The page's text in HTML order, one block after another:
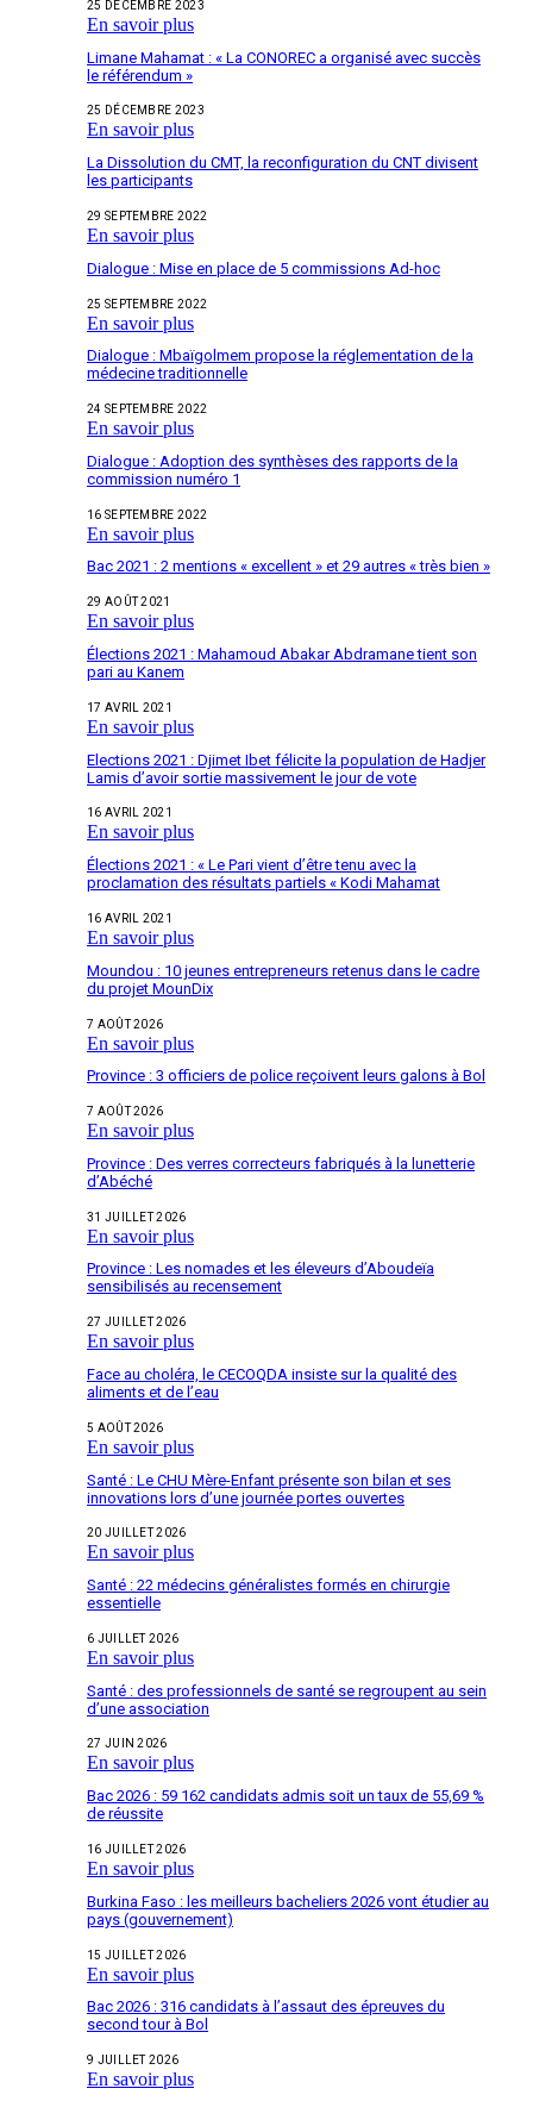
25 DÉCEMBRE 2023
En savoir plus
Limane Mahamat : « La CONOREC a organisé avec succès
le référendum »
25 DÉCEMBRE 2023
En savoir plus
La Dissolution du CMT, la reconfiguration du CNT divisent
les participants
29 SEPTEMBRE 2022
En savoir plus
Dialogue : Mise en place de 5 commissions Ad-hoc
25 SEPTEMBRE 2022
En savoir plus
Dialogue : Mbaïgolmem propose la réglementation de la
médecine traditionnelle
24 SEPTEMBRE 2022
En savoir plus
Dialogue : Adoption des synthèses des rapports de la
commission numéro 1
16 SEPTEMBRE 2022
En savoir plus
Bac 2021 : 2 mentions « excellent » et 29 autres « très bien »
29 AOÛT 2021
En savoir plus
Élections 2021 : Mahamoud Abakar Abdramane tient son
pari au Kanem
17 AVRIL 2021
En savoir plus
Elections 2021 : Djimet Ibet félicite la population de Hadjer
Lamis d’avoir sortie massivement le jour de vote
16 AVRIL 2021
En savoir plus
Élections 2021 : « Le Pari vient d’être tenu avec la
proclamation des résultats partiels « Kodi Mahamat
16 AVRIL 2021
En savoir plus
Moundou : 10 jeunes entrepreneurs retenus dans le cadre
du projet MounDix
7 AOÛT 2026
En savoir plus
Province : 3 officiers de police reçoivent leurs galons à Bol
7 AOÛT 2026
En savoir plus
Province : Des verres correcteurs fabriqués à la lunetterie
d’Abéché
31 JUILLET 2026
En savoir plus
Province : Les nomades et les éleveurs d’Aboudeïa
sensibilisés au recensement
27 JUILLET 2026
En savoir plus
Face au choléra, le CECOQDA insiste sur la qualité des
aliments et de l’eau
5 AOÛT 2026
En savoir plus
Santé : Le CHU Mère-Enfant présente son bilan et ses
innovations lors d’une journée portes ouvertes
20 JUILLET 2026
En savoir plus
Santé : 22 médecins généralistes formés en chirurgie
essentielle
6 JUILLET 2026
En savoir plus
Santé : des professionnels de santé se regroupent au sein
d’une association
27 JUIN 2026
En savoir plus
Bac 2026 : 59 162 candidats admis soit un taux de 55,69 %
de réussite
16 JUILLET 2026
En savoir plus
Burkina Faso : les meilleurs bacheliers 2026 vont étudier au
pays (gouvernement)
15 JUILLET 2026
En savoir plus
Bac 2026 : 316 candidats à l’assaut des épreuves du
second tour à Bol
9 JUILLET 2026
En savoir plus